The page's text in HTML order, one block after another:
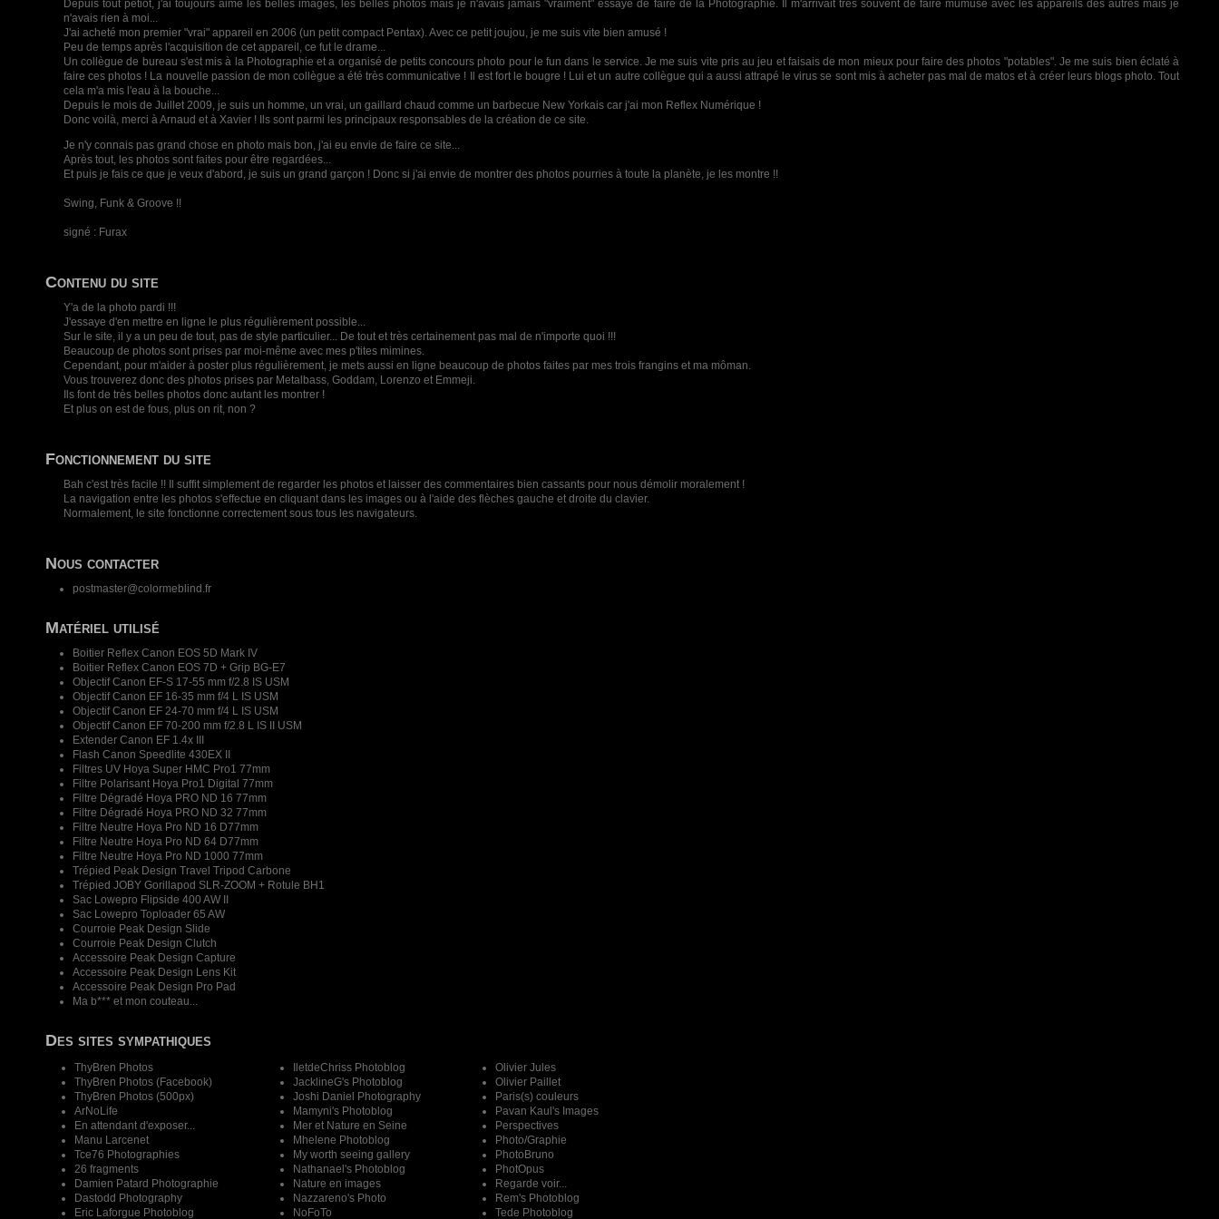
Depuis tout petiot, j'ai toujours aimé les belles images, les belles photos mais je n'avais jamais "vraiment" essayé de faire de la Photographie. Il m'arrivait très souvent de faire mumuse avec les appareils des autres mais je
n'avais rien à moi...
J'ai acheté mon premier "vrai" appareil en 2006 (un petit compact Pentax). Avec ce petit joujou, je me suis vite bien amusé !
Peu de temps après l'acquisition de cet appareil, ce fut le drame...
Un collègue de bureau s'est mis à la Photographie et a organisé de petits concours photo pour le fun dans le service. Je me suis vite pris au jeu et faisais de mon mieux pour faire des photos "potables". Je me suis bien éclaté à
faire ces photos ! La nouvelle passion de mon collègue a été très communicative ! Il est fort le bougre ! Lui et un autre collègue qui a aussi attrapé le virus se sont mis à acheter pas mal de matos et à créer leurs blogs photo. Tout
cela m'a mis l'eau à la bouche...
Depuis le mois de Juillet 2009, je suis un homme, un vrai, un gaillard chaud comme un barbecue New Yorkais car j'ai mon Reflex Numérique !
Donc voilà, merci à Arnaud et à Xavier ! Ils sont parmi les principaux responsables de la création de ce site.
Je n'y connais pas grand chose en photo mais bon, j'ai eu envie de faire ce site...
Après tout, les photos sont faites pour être regardées...
Et puis je fais ce que je veux d'abord, je suis un grand garçon ! Donc si j'ai envie de montrer des photos pourries à toute la planète, je les montre !!
Swing, Funk & Groove !!
signé : Furax
Contenu du site
Y'a de la photo pardi !!!
J'essaye d'en mettre en ligne le plus régulièrement possible...
Sur le site, il y a un peu de tout, pas de style particulier... De tout et très certainement pas mal de n'importe quoi !!!
Beaucoup de photos sont prises par moi-même avec mes p'tites mimines.
Cependant, pour m'aider à poster plus régulièrement, je mets aussi en ligne beaucoup de photos faites par mes trois frangins et ma môman.
Vous trouverez donc des photos prises par Metalbass, Goddam, Lorenzo et Emmeji.
Ils font de très belles photos donc autant les montrer !
Et plus on est de fous, plus on rit, non ?
Fonctionnement du site
Bah c'est très facile !! Il suffit simplement de regarder les photos et laisser des commentaires bien cassants pour nous démolir moralement !
La navigation entre les photos s'effectue en cliquant dans les images ou à l'aide des flèches gauche et droite du clavier.
Normalement, le site fonctionne correctement sous tous les navigateurs.
Nous contacter
postmaster@colormeblind.fr
Matériel utilisé
Boitier Reflex Canon EOS 5D Mark IV
Boitier Reflex Canon EOS 7D + Grip BG-E7
Objectif Canon EF-S 17-55 mm f/2.8 IS USM
Objectif Canon EF 16-35 mm f/4 L IS USM
Objectif Canon EF 24-70 mm f/4 L IS USM
Objectif Canon EF 70-200 mm f/2.8 L IS II USM
Extender Canon EF 1.4x III
Flash Canon Speedlite 430EX II
Filtres UV Hoya Super HMC Pro1 77mm
Filtre Polarisant Hoya Pro1 Digital 77mm
Filtre Dégradé Hoya PRO ND 16 77mm
Filtre Dégradé Hoya PRO ND 32 77mm
Filtre Neutre Hoya Pro ND 16 D77mm
Filtre Neutre Hoya Pro ND 64 D77mm
Filtre Neutre Hoya Pro ND 1000 77mm
Trépied Peak Design Travel Tripod Carbone
Trépied JOBY Gorillapod SLR-ZOOM + Rotule BH1
Sac Lowepro Flipside 400 AW II
Sac Lowepro Toploader 65 AW
Courroie Peak Design Slide
Courroie Peak Design Clutch
Accessoire Peak Design Capture
Accessoire Peak Design Lens Kit
Accessoire Peak Design Pro Pad
Ma b*** et mon couteau...
Des sites sympathiques
ThyBren Photos
ThyBren Photos (Facebook)
ThyBren Photos (500px)
ArNoLife
En attendant d'exposer...
Manu Larcenet
Tce76 Photographies
26 fragments
Damien Patard Photographie
Dastodd Photography
Eric Laforgue Photoblog
IletdeChriss Photoblog
JacklineG's Photoblog
Joshi Daniel Photography
Mamyni's Photoblog
Mer et Nature en Seine
Mhelene Photoblog
My worth seeing gallery
Nathanael's Photoblog
Nature en images
Nazzareno's Photo
NoFoTo
Olivier Jules
Olivier Paillet
Paris(s) couleurs
Pavan Kaul's Images
Perspectives
Photo/Graphie
PhotoBruno
PhotOpus
Regarde voir...
Rem's Photoblog
Tede Photoblog